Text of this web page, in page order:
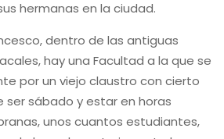
hermanas en la ciudad.
dentro de las antiguas
hay una Facultad a la que se
por un viejo claustro con cierto
ser sábado y estar en horas
unos cuantos estudiantes,